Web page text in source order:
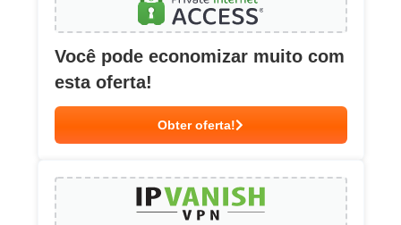
Você pode economizar muito com
esta oferta!
Obter oferta!